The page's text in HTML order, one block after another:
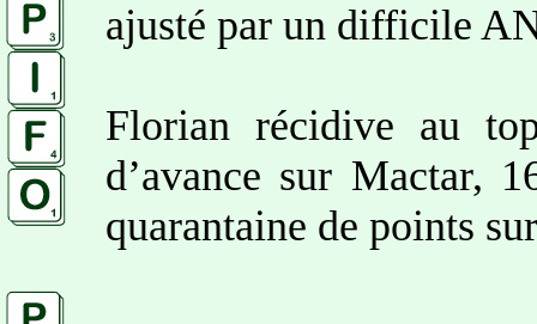
ajusté par un difficile
Florian récidive au
d’avance sur Mactar,
quarantaine de points